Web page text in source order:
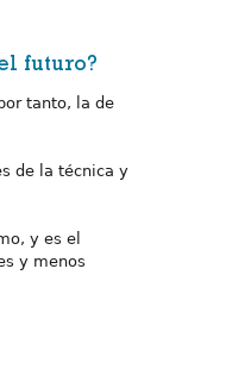
futuro?
tanto, la de
de la técnica y
y es el
y menos